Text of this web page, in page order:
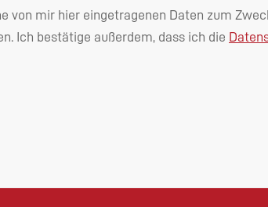
von mir hier eingetragenen Daten zum
Ich bestätige außerdem, dass ich die